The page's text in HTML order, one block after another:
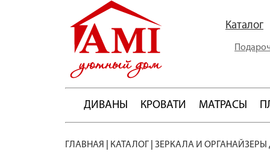
Каталог
ДИВАНЫ КРОВАТИ МАТРАСЫ
ГЛАВНАЯ КАТАЛОГ ЗЕРКАЛА И